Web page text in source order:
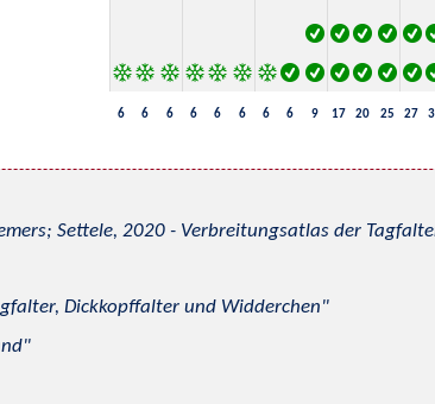
6 6 6 6 6 6 6 6 9 17 20 25 27
Settele, 2020 - Verbreitungsatlas der
Dickkopffalter und Widderchen